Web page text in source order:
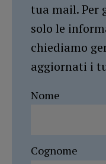
tua mail. Per
solo le
chiediamo
aggiornati i
Nome
Cognome